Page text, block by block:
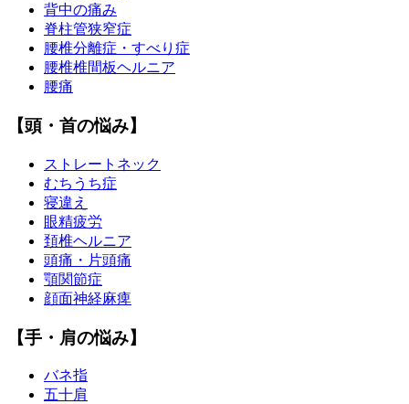
背中の痛み
脊柱管狭窄症
腰椎分離症・すべり症
腰椎椎間板ヘルニア
腰痛
【頭・首の悩み】
ストレートネック
むちうち症
寝違え
眼精疲労
頚椎ヘルニア
頭痛・片頭痛
顎関節症
顔面神経麻痺
【手・肩の悩み】
バネ指
五十肩